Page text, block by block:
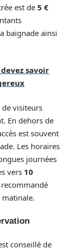
est de 5 €
baignade ainsi
savoir
de visiteurs
En dehors de
est souvent
Les horaires
journées
vers 10
conseillé de